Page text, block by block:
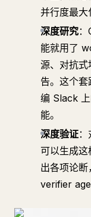
并行度最大
深度研究
能就用了
源、对抗式
告。这个
编 Slack
能。
深度验证
可以生成
出各项论
verifier